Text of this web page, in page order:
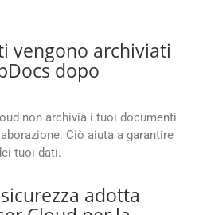
vengono archiviati
dopo
non archivia i tuoi documenti
Ciò aiuta a garantire
tuoi dati.
adotta